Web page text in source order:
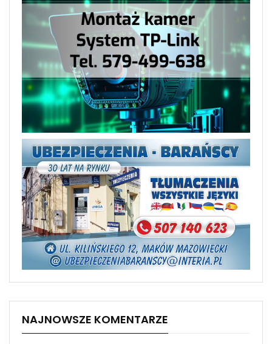
NAJNOWSZE KOMENTARZE